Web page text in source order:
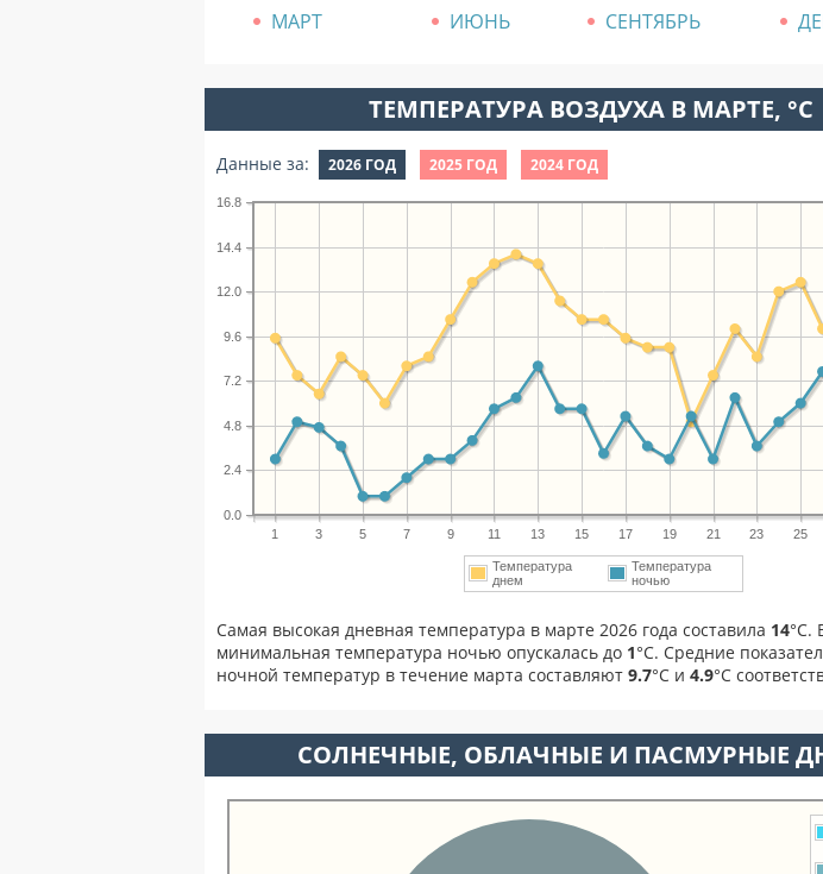
МАРТ
ИЮНЬ СЕНТЯБРЬ
ТЕМПЕРАТУРА ВОЗДУХА В МАРТЕ, °C
Данные за: 2026 ГОД 2025 ГОД 2024 ГОД
1 3 5 7 9 11 13 15 17 19 21 23 25
0.0
2.4
4.8
7.2
9.6
12.0
14.4
16.8
Температура
днем
Температура
ночью
Самая высокая дневная температура в марте 2026 года составила 14°С.
минимальная температура ночью опускалась до 1°C. Средние
ночной температур в течение марта составляют 9.7°С и 4.9°С
CОЛНЕЧНЫЕ, ОБЛАЧНЫЕ И ПАСМУРНЫЕ